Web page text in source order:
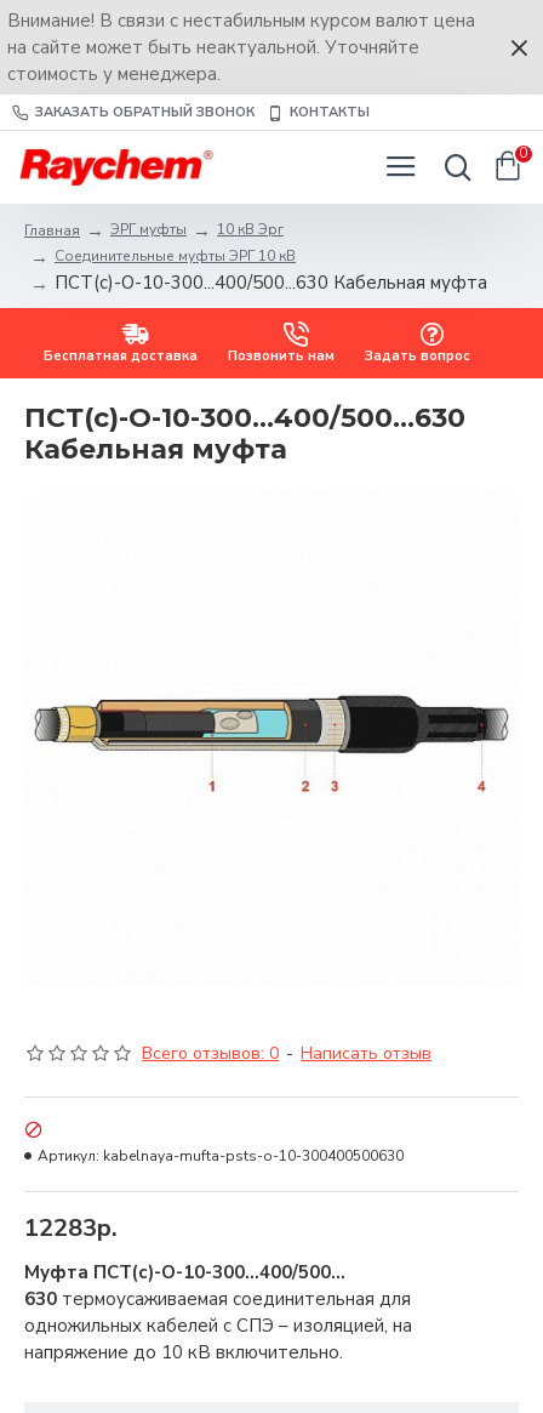
Внимание! В связи с нестабильным курсом валют цена
на сайте может быть неактуальной. Уточняйте
стоимость у менеджера.
ЗАКАЗАТЬ ОБРАТНЫЙ ЗВОНОК КОНТАКТЫ
0
Главная ЭРГ муфты
10 кВ Эрг
Соединительные муфты ЭРГ 10 кВ
ПСТ(с)-О-10-300...400/500...630 Кабельная муфта
Бесплатная доставка Позвонить нам Задать вопрос
ПСТ(с)-О-10-300...400/500...630
Кабельная муфта
Всего отзывов: 0 - Написать отзыв
12283р.
Артикул: kabelnaya-mufta-psts-o-10-300400500630
Муфта ПСТ(с)-О-10-300…400/500…
630 термоусаживаемая соединительная для
одножильных кабелей с СПЭ – изоляцией, на
напряжение до 10 кВ включительно.